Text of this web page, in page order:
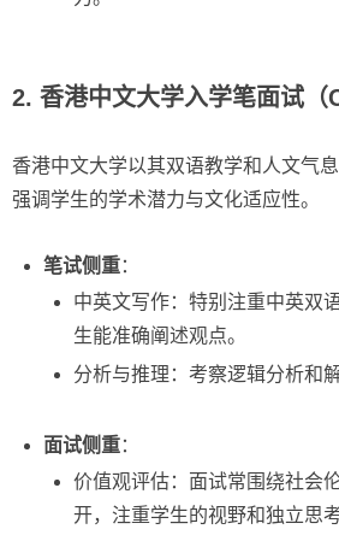
2. 香港中文大学入学笔面试（
香港中文大学以其双语教学和人文气
强调学生的学术潜力与文化适应性。
笔试侧重：
中英文写作：特别注重中英双
生能准确阐述观点。
分析与推理：考察逻辑分析和
面试侧重：
价值观评估：面试常围绕社会
开，注重学生的视野和独立思考